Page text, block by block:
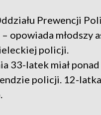
Prewencji
opowiada młodszy
policji.
33-latek miał
policji. 12-